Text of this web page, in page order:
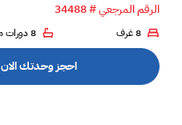
الرقم المرجعي # 34488
8 غرف 8 دورات مياه
احجز وحدتك الان